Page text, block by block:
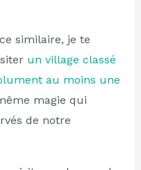
similaire, je te
un village classé
au moins une
magie qui
de notre